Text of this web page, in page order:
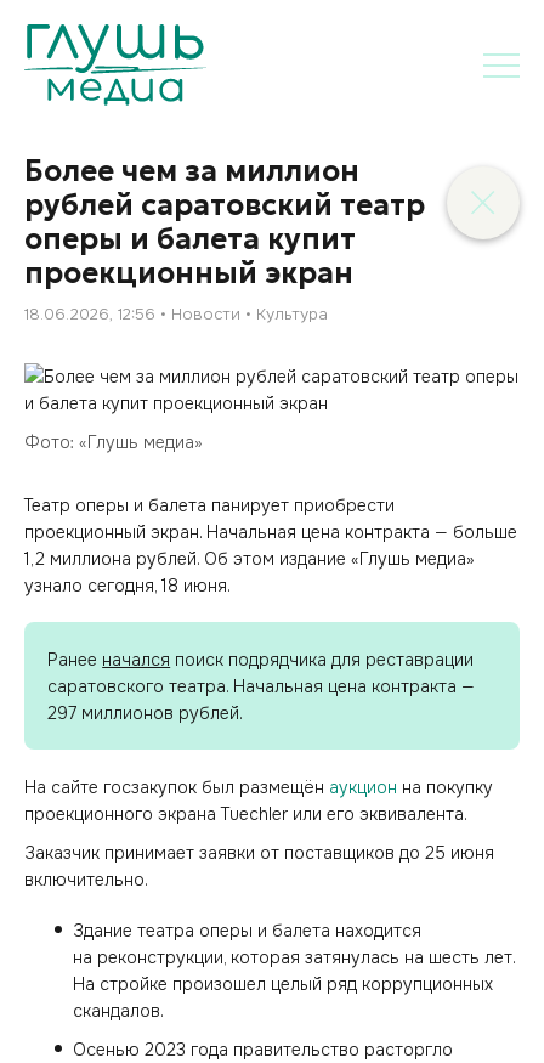
Более чем за миллион
рублей саратовский театр
оперы и балета купит
проекционный экран
18.06.2026, 12:56 Новости Культура
Фото: «Глушь медиа»
Театр оперы и балета панирует приобрести
проекционный экран. Начальная цена контракта — больше
1,2 миллиона рублей. Об этом издание «Глушь медиа»
узнало сегодня, 18 июня.
Ранее начался поиск подрядчика для реставрации
саратовского театра. Начальная цена контракта —
297 миллионов рублей.
На сайте госзакупок был размещён аукцион на покупку
проекционного экрана Tuechler или его эквивалента.
Заказчик принимает заявки от поставщиков до 25 июня
включительно.
Здание театра оперы и балета находится
на реконструкции, которая затянулась на шесть лет.
На стройке произошел целый ряд коррупционных
скандалов.
Осенью 2023 года правительство расторгло